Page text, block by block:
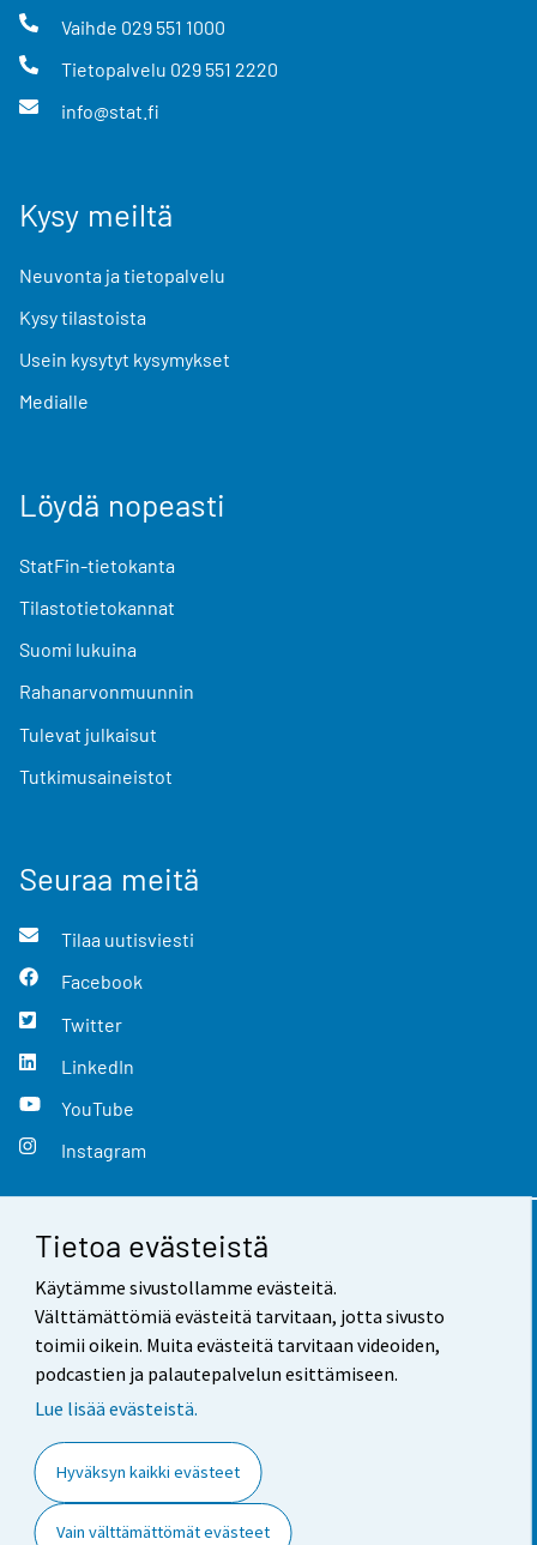
Tietoa evästeistä
Käytämme sivustollamme evästeitä.
Välttämättömiä evästeitä tarvitaan, jotta sivusto
toimii oikein. Muita evästeitä tarvitaan videoiden,
podcastien ja palautepalvelun esittämiseen.
Lue lisää evästeistä.
Hyväksyn kaikki evästeet
Vain välttämättömät evästeet
Vaihde 029 551 1000
Tietopalvelu 029 551 2220
info@stat.fi
Kysy meiltä
Neuvonta ja tietopalvelu
Kysy tilastoista
Usein kysytyt kysymykset
Medialle
Löydä nopeasti
StatFin-tietokanta
Tilastotietokannat
Suomi lukuina
Rahanarvonmuunnin
Tulevat julkaisut
Tutkimusaineistot
Seuraa meitä
Tilaa uutisviesti
Facebook
Twitter
LinkedIn
YouTube
Instagram
Yhteystiedot
Palaute
Käyttöehdot
Saavutettavuus
Tietoa sivustosta
Evästeasetukset